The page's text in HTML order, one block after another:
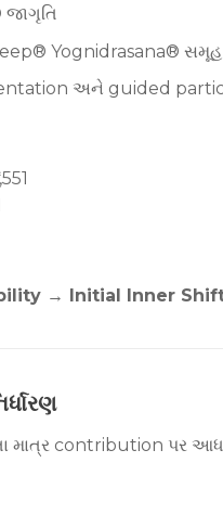
Yognidrasana® સમૂહ
અને guided
→ Initial Inner
માત્ર contribution પર